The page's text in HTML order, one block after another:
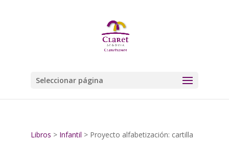
Seleccionar página
Libros > Infantil > Proyecto alfabetización: cartilla